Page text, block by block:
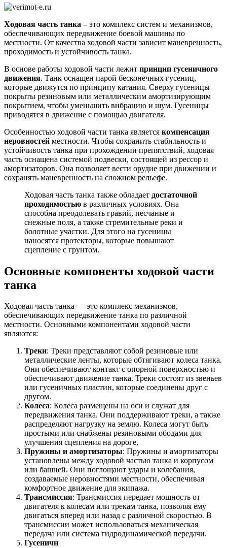
Ходовая часть танка – это комплекс систем и механизмов,
обеспечивающих передвижение боевой машины по
местности. От качества ходовой части зависит маневренность,
проходимость и устойчивость танка.
В основе работы ходовой части лежит принцип гусеничного
движения. Танк оснащен парой бесконечных гусениц,
которые движутся по принципу катания. Сверху гусеницы
покрыты резиновым или металлическим амортизирующим
покрытием, чтобы уменьшить вибрацию и шум. Гусеницы
приводятся в движение с помощью двигателя.
Особенностью ходовой части танка является компенсация
неровностей местности. Чтобы сохранить стабильность и
устойчивость танка при прохождении препятствий, ходовая
часть оснащена системой подвески, состоящей из рессор и
амортизаторов. Она позволяет вести орудие при движении и
сохранять маневренность на сложном рельефе.
Ходовая часть танка также обладает достаточной
проходимостью в различных условиях. Она
способна преодолевать гравий, песчаные и
снежные поля, а также стремительные реки и
болотные участки. Для этого на гусеницы
наносятся протекторы, которые повышают
сцепление с грунтом.
Основные компоненты ходовой части
танка
Ходовая часть танка — это комплекс механизмов,
обеспечивающих передвижение танка по различной
местности. Основными компонентами ходовой части
являются:
Треки: Треки представляют собой резиновые или
металлические ленты, которые обтягивают колеса танка.
Они обеспечивают контакт с опорной поверхностью и
обеспечивают движение танка. Треки состоят из звеньев
или гусеничных пластин, которые соединены друг с
другом.
Колеса: Колеса размещены на оси и служат для
передвижения танка. Они поддерживают треки, а также
распределяют нагрузку на землю. Колеса могут быть
простыми или снабжены резиновыми ободами для
улучшения сцепления на дороге.
Пружины и амортизаторы: Пружины и амортизаторы
установлены между ходовой частью танка и корпусом
или башней. Они поглощают удары и колебания,
создаваемые неровностями местности, обеспечивая
комфортное движение для экипажа.
Трансмиссия: Трансмиссия передает мощность от
двигателя к колесам или трекам танка, позволяя ему
двигаться вперед или назад с различной скоростью. В
трансмиссии может использоваться механическая
передача или система гидродинамической передачи.
Гусеничн